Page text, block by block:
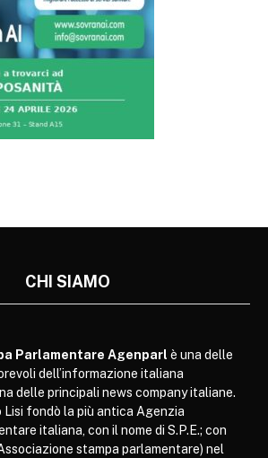
CHI SIAMO
Parlamentare Agenparl è una delle
dell’informazione italiana
delle principali news company italiane.
fondò la più antica Agenzia
italiana, con il nome di S.P.E.; con
stampa parlamentare) nel